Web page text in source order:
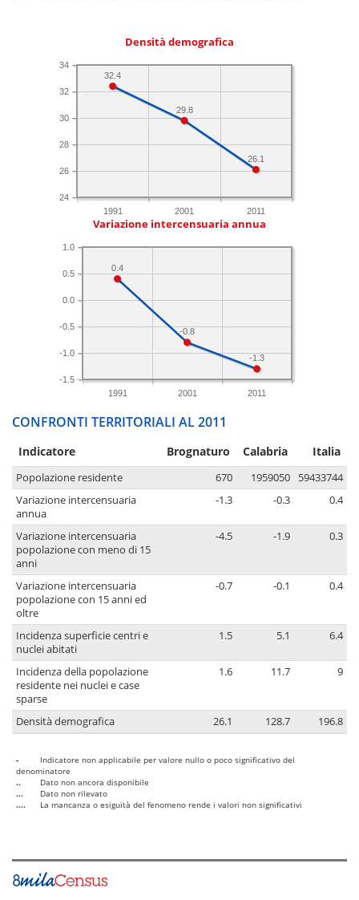
Densità demografica
1991 2001 2011
24
26
28
30
32
34
26.1
29.8
32.4
Variazione intercensuaria annua
1991 2001 2011
-1.5
-1.0
-0.5
0.0
0.5
1.0
-1.3
-0.8
0.4
CONFRONTI TERRITORIALI AL 2011
Indicatore Brognaturo Calabria Italia
Popolazione residente 670 1959050
59433744
Variazione intercensuaria
annua
-1.3 -0.3 0.4
Variazione intercensuaria
popolazione con meno di 15
anni
-4.5 -1.9 0.3
Variazione intercensuaria
popolazione con 15 anni ed
oltre
-0.7 -0.1 0.4
Incidenza superficie centri e
nuclei abitati
1.5 5.1 6.4
Incidenza della popolazione
residente nei nuclei e case
sparse
1.6 11.7 9
Densità demografica 26.1 128.7 196.8
-
Indicatore non applicabile per valore nullo o poco significativo del
denominatore
..
Dato non ancora disponibile
...
Dato non rilevato
....
La mancanza o esiguità del fenomeno rende i valori non significativi